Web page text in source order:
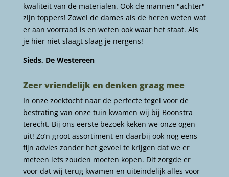
kwaliteit van de materialen. Ook de mannen "achter"
zijn toppers! Zowel de dames als de heren weten wat
er aan voorraad is en weten ook waar het staat. Als
je hier niet slaagt slaag je nergens!
Sieds, De Westereen
Zeer vriendelijk en denken graag mee
In onze zoektocht naar de perfecte tegel voor de
bestrating van onze tuin kwamen wij bij Boonstra
terecht. Bij ons eerste bezoek keken we onze ogen
uit! Zo’n groot assortiment en daarbij ook nog eens
fijn advies zonder het gevoel te krijgen dat we er
meteen iets zouden moeten kopen. Dit zorgde er
voor dat wij terug kwamen en uiteindelijk alles voor